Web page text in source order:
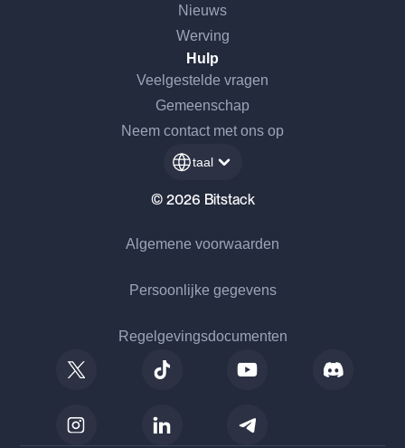
Nieuws
Werving
Hulp
Veelgestelde vragen
Gemeenschap
Neem contact met ons op
taal
© 2026 Bitstack
Algemene voorwaarden
Persoonlijke gegevens
Regelgevingsdocumenten